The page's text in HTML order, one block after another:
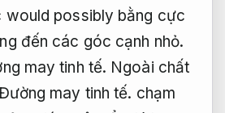
would possibly bằng cực
đến các góc cạnh nhỏ.
may tinh tế. Ngoài chất
may tinh tế. chạm